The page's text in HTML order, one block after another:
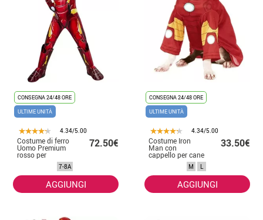
CONSEGNA 24/48 ORE
ULTIME UNITÀ
4.34/5.00
Costume di ferro
Uomo Premium
rosso per
ragazzo
72.50€
7-8A
AGGIUNGI
CONSEGNA 24/48 ORE
ULTIME UNITÀ
4.34/5.00
Costume Iron
Man con
cappello per cane
33.50€
M L
AGGIUNGI